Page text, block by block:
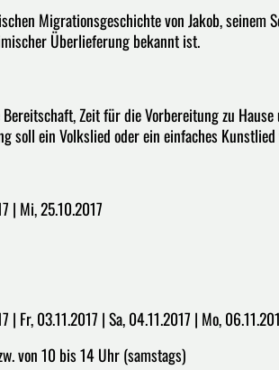
Migrationsgeschichte von Jakob, seinem
Überlieferung bekannt ist.
Zeit für die Vorbereitung zu
soll ein Volkslied oder ein einfaches
| Mi, 25.10.2017
| Fr, 03.11.2017 | Sa, 04.11.2017 | Mo,
von 10 bis 14 Uhr (samstags)